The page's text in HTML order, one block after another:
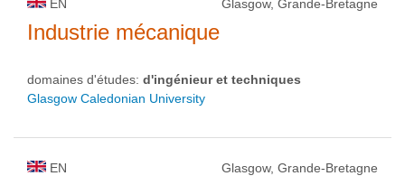
EN Glasgow, Grande-Bretagne
Industrie mécanique
domaines d'études: d'ingénieur et techniques
Glasgow Caledonian University
EN Glasgow, Grande-Bretagne